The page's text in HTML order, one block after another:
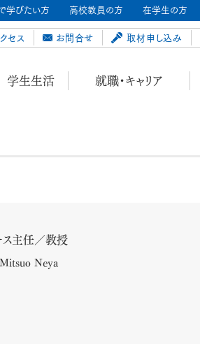
学びたい方 高校教員の方 在学生の方
学生生活 就職・キャリア
セス お問合せ 取材申し込み
ス主任／教授
Mitsuo Neya